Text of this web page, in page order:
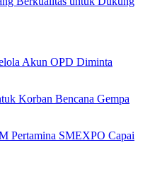
Akun OPD Diminta
Korban Bencana Gempa
Pertamina SMEXPO Capai